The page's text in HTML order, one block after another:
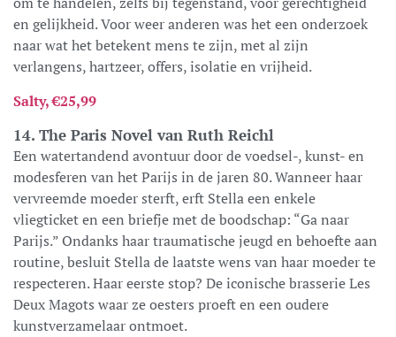
en gelijkheid. Voor weer anderen was het een onderzoek
naar wat het betekent mens te zijn, met al zijn
verlangens, hartzeer, offers, isolatie en vrijheid.
Salty, €25,99
14. The Paris Novel van Ruth Reichl
Een watertandend avontuur door de voedsel-, kunst- en
modesferen van het Parijs in de jaren 80. Wanneer haar
vervreemde moeder sterft, erft Stella een enkele
vliegticket en een briefje met de boodschap: “Ga naar
Parijs.” Ondanks haar traumatische jeugd en behoefte aan
routine, besluit Stella de laatste wens van haar moeder te
respecteren. Haar eerste stop? De iconische brasserie Les
Deux Magots waar ze oesters proeft en een oudere
kunstverzamelaar ontmoet.